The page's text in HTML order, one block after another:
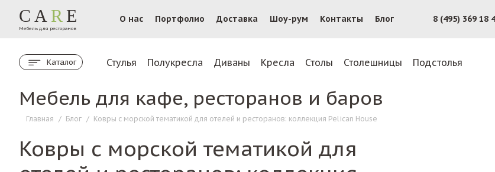
CA R E
Мебель для ресторанов
О нас Портфолио Доставка Шоу-рум Контакты Блог 8 (495) 369 18
Каталог Стулья Полукресла Диваны Кресла Столы Столешницы Подстолья
Мебель для кафе, ресторанов и баров
Главная / Блог / Ковры с морской тематикой для отелей и ресторанов: коллекция Pelican House
Ковры с морской тематикой для